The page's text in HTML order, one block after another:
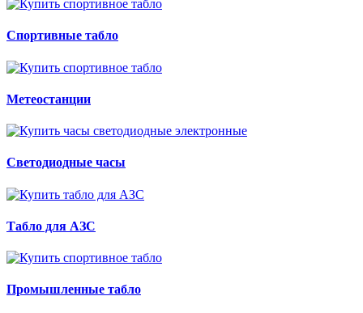
Спортивные табло
Метеостанции
Светодиодные часы
Табло для АЗС
Промышленные табло